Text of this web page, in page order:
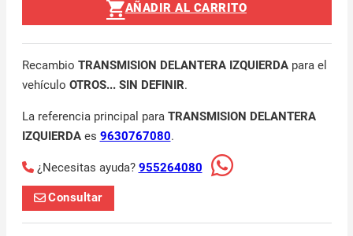
AÑADIR AL CARRITO
Recambio TRANSMISION DELANTERA IZQUIERDApara el
vehículo OTROS... SIN DEFINIR.
La referencia principal para TRANSMISION DELANTERA
IZQUIERDAes 9630767080.
¿Necesitas ayuda? 955264080
Consultar